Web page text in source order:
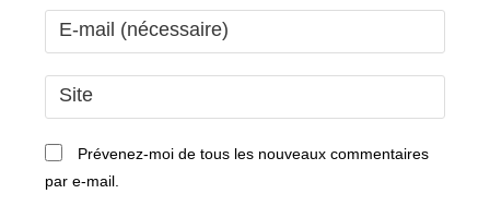
name
comment
Enter
your
email
address
comment
Saisir
l’URL
de
site
Prévenez-moi de tous les nouveaux commentaires
par e-mail.